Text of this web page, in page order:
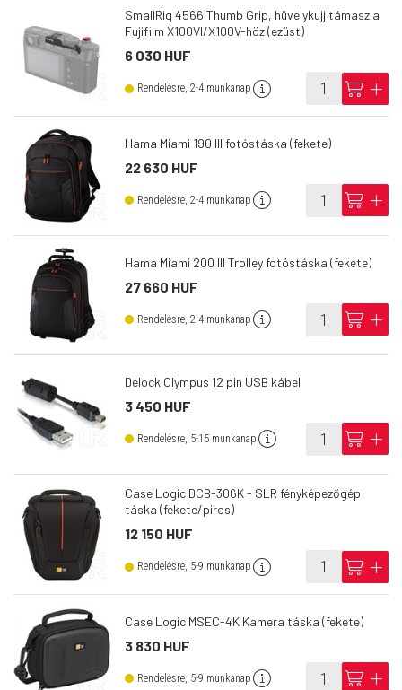
SmallRig 4566 Thumb Grip, hüvelykujj támasz a
Fujifilm X100VI/X100V-höz (ezüst)
6 030 HUF
Rendelésre, 2-4 munkanap info cart add
Hama Miami 190 III fotóstáska (fekete)
22 630 HUF
Rendelésre, 2-4 munkanap info cart add
Hama Miami 200 III Trolley fotóstáska (fekete)
27 660 HUF
Rendelésre, 2-4 munkanap info cart add
Delock Olympus 12 pin USB kábel
3 450 HUF
Rendelésre, 5-15 munkanap info cart add
Case Logic DCB-306K - SLR fényképezőgép
táska (fekete/piros)
12 150 HUF
Rendelésre, 5-9 munkanap info cart add
Case Logic MSEC-4K Kamera táska (fekete)
3 830 HUF
Rendelésre, 5-9 munkanap info cart add